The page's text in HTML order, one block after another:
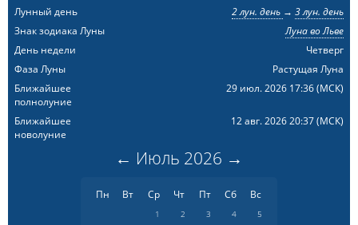
Лунный день
2 лун. день → 3 лун. день
Знак зодиака Луны
Луна во Льве
День недели
Четверг
Фаза Луны
Растущая Луна
Ближайшее
полнолуние
29 июл. 2026 17:36(МСК)
Ближайшее
новолуние
12 авг. 2026 20:37(МСК)
← Июль 2026 →
Пн Вт Ср Чт Пт Сб Вс
1 2 3 4
5